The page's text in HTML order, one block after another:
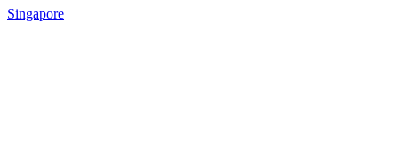
Singapore